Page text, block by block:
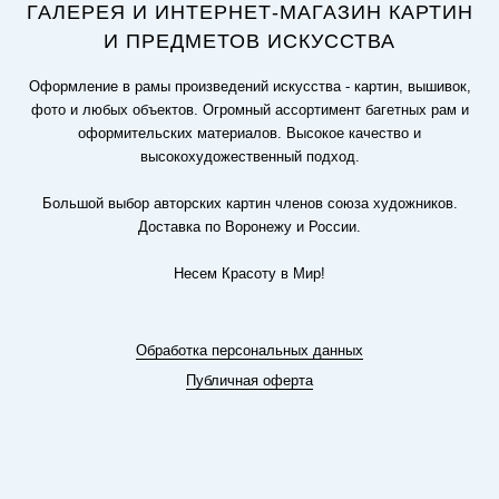
ГАЛЕРЕЯ И ИНТЕРНЕТ-МАГАЗИН КАРТИН
И ПРЕДМЕТОВ ИСКУССТВА
Оформление в рамы произведений искусства - картин, вышивок,
фото и любых объектов. Огромный ассортимент багетных рам и
оформительских материалов. Высокое качество и
высокохудожественный подход.
Большой выбор авторских картин членов союза художников.
Доставка по Воронежу и России.
Несем Красоту в Мир!
Обработка персональных данных
Публичная оферта